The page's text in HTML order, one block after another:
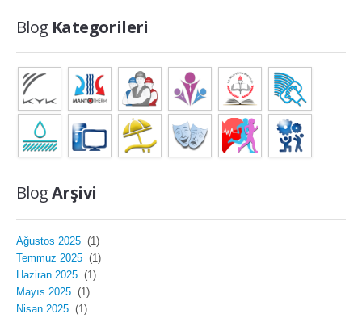
Blog Kategorileri
BlogArşivi
Ağustos 2025 (1)
Temmuz 2025 (1)
Haziran 2025 (1)
Mayıs 2025 (1)
Nisan 2025 (1)